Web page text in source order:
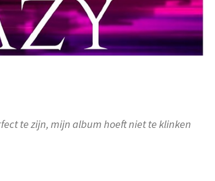
te zijn, mijn album hoeft niet te klinken